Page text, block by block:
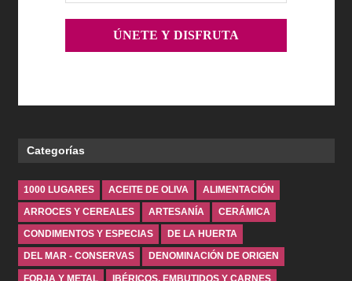
Categorías
1000 LUGARES ACEITE DE OLIVA ALIMENTACIÓN
ARROCES Y CEREALES ARTESANÍA CERÁMICA
CONDIMENTOS Y ESPECIAS DE LA HUERTA
DEL MAR - CONSERVAS DENOMINACIÓN DE ORIGEN
FORJA Y METAL IBÉRICOS, EMBUTIDOS Y CARNES